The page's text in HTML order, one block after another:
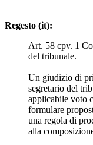
Regesto (it):
Art. 58 cpv. 1
del tribunale.
Un giudizio di
segretario del
applicabile voto
formulare
una regola di
alla